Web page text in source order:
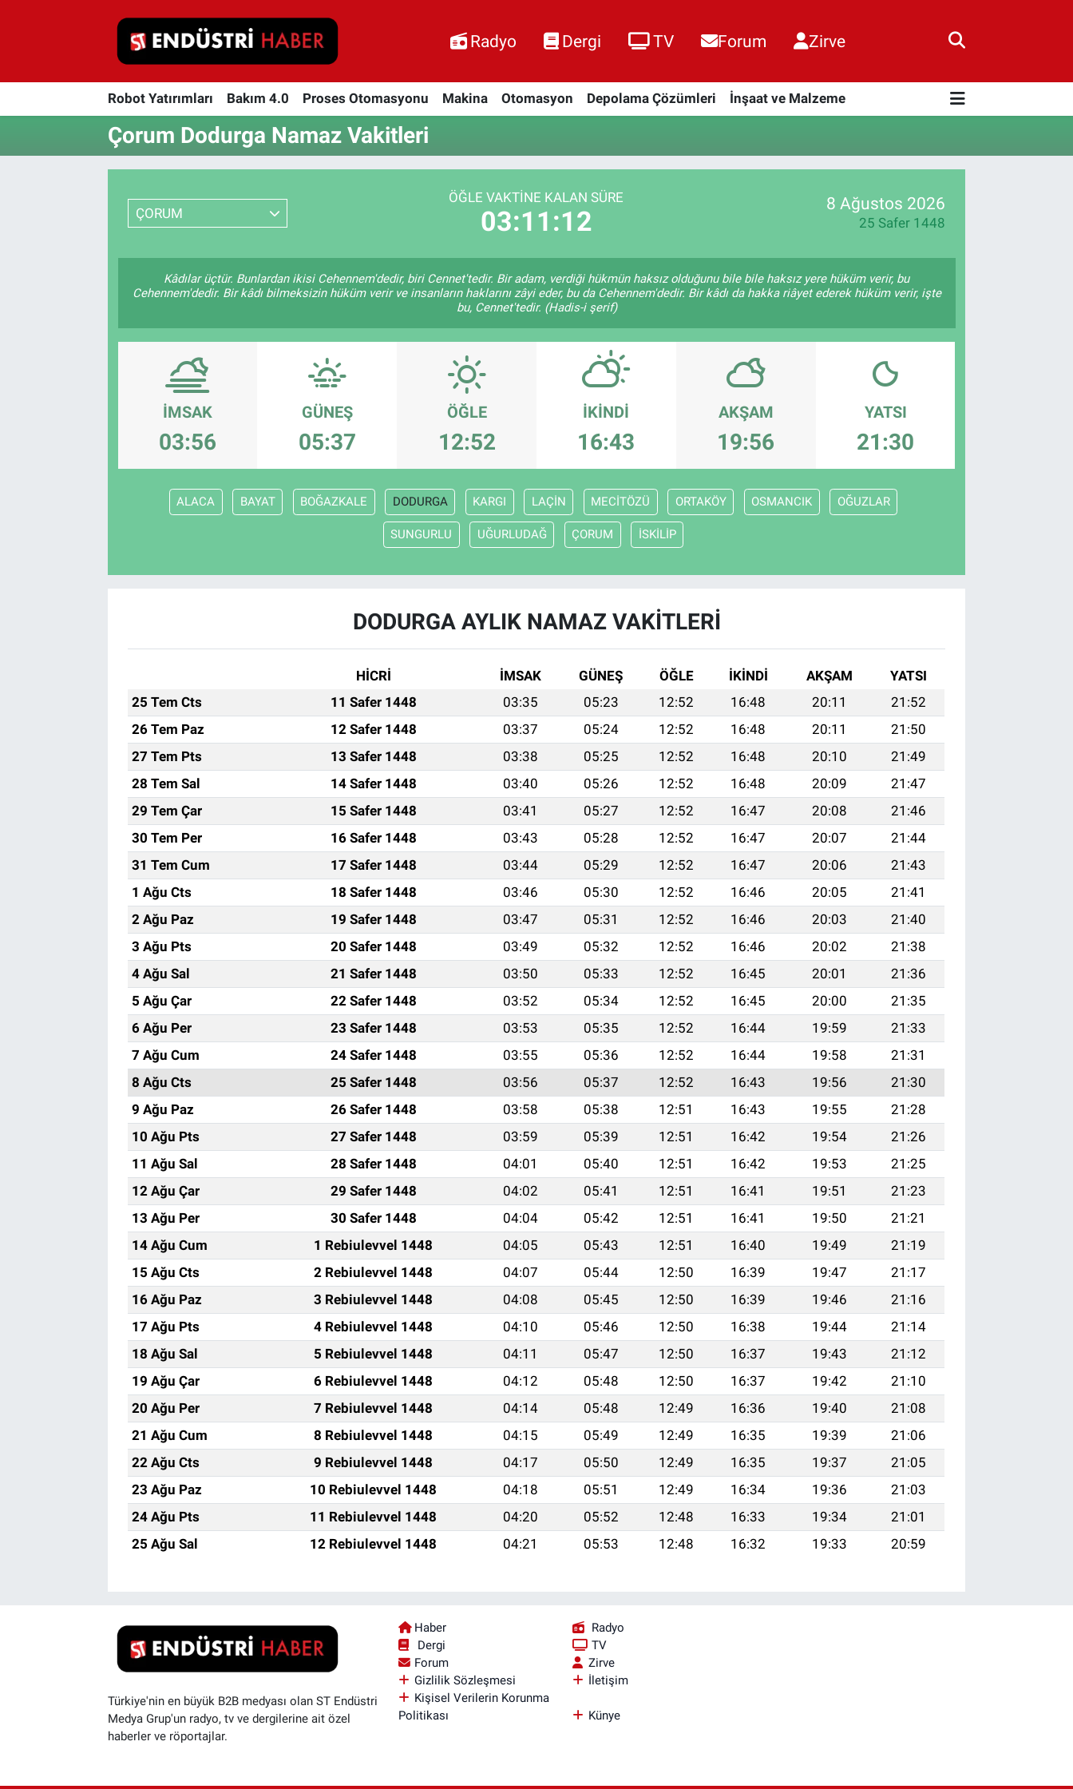
Radyo Dergi TV Forum Zirve
Robot Yatırımları Bakım 4.0 Proses Otomasyonu Makina Otomasyon Depolama Çözümleri İnşaat ve Malzeme
Çorum Dodurga Namaz Vakitleri
ÇORUM
ÖĞLE VAKTINE KALAN SÜRE
03:11:12
8 Ağustos 2026
25 Safer 1448
Kâdılar üçtür. Bunlardan ikisi Cehennem'dedir, biri Cennet'tedir. Bir adam, verdiği hükmün haksız olduğunu bile bile haksız yere hüküm verir, bu
Cehennem'dedir. Bir kâdı bilmeksizin hüküm verir ve insanların haklarını zâyi eder, bu da Cehennem'dedir. Bir kâdı da hakka riâyet ederek hüküm verir, işte
bu, Cennet'tedir. (Hadis-i şerif)
İMSAK
03:56
GÜNEŞ
05:37
ÖĞLE
12:52
İKINDI
16:43
AKŞAM
19:56
YATSI
21:30
ALACA BAYAT BOĞAZKALE DODURGA KARGI LAÇİN MECİTÖZÜ ORTAKÖY OSMANCIK OĞUZLAR
SUNGURLU UĞURLUDAĞ ÇORUM İSKİLİP
DODURGA AYLIK NAMAZ VAKITLERI
HİCRİ İMSAK GÜNEŞ ÖĞLE İKINDI AKŞAM
YATSI
25 Tem Cts
11 Safer 1448 03:35 05:23 12:52 16:48 20:11
21:52
26 Tem Paz
12 Safer 1448 03:37 05:24 12:52 16:48 20:11
21:50
27 Tem Pts
13 Safer 1448 03:38 05:25 12:52 16:48 20:10
21:49
28 Tem Sal
14 Safer 1448 03:40 05:26 12:52 16:48 20:09
21:47
29 Tem Çar
15 Safer 1448 03:41 05:27 12:52 16:47 20:08
21:46
30 Tem Per
16 Safer 1448 03:43 05:28 12:52 16:47 20:07
21:44
31 Tem Cum
17 Safer 1448 03:44 05:29 12:52 16:47 20:06
21:43
1 Ağu Cts
18 Safer 1448 03:46 05:30 12:52 16:46 20:05
21:41
2 Ağu Paz
19 Safer 1448 03:47 05:31 12:52 16:46 20:03
21:40
3 Ağu Pts
20 Safer 1448 03:49 05:32 12:52 16:46 20:02
21:38
4 Ağu Sal
21 Safer 1448 03:50 05:33 12:52 16:45 20:01
21:36
5 Ağu Çar
22 Safer 1448 03:52 05:34 12:52 16:45 20:00
21:35
6 Ağu Per
23 Safer 1448 03:53 05:35 12:52 16:44 19:59
21:33
7 Ağu Cum
24 Safer 1448 03:55 05:36 12:52 16:44 19:58
21:31
8 Ağu Cts
25 Safer 1448 03:56 05:37 12:52 16:43 19:56
21:30
9 Ağu Paz
26 Safer 1448 03:58 05:38 12:51 16:43 19:55
21:28
10 Ağu Pts
27 Safer 1448 03:59 05:39 12:51 16:42 19:54
21:26
11 Ağu Sal
28 Safer 1448 04:01 05:40 12:51 16:42 19:53
21:25
12 Ağu Çar
29 Safer 1448 04:02 05:41 12:51 16:41 19:51
21:23
13 Ağu Per
30 Safer 1448 04:04 05:42 12:51 16:41 19:50
21:21
14 Ağu Cum
1 Rebiulevvel 1448 04:05 05:43 12:51 16:40 19:49
21:19
15 Ağu Cts
2 Rebiulevvel 1448 04:07 05:44 12:50 16:39 19:47
21:17
16 Ağu Paz
3 Rebiulevvel 1448 04:08 05:45 12:50 16:39 19:46
21:16
17 Ağu Pts
4 Rebiulevvel 1448 04:10 05:46 12:50 16:38 19:44
21:14
18 Ağu Sal
5 Rebiulevvel 1448 04:11 05:47 12:50 16:37 19:43
21:12
19 Ağu Çar
6 Rebiulevvel 1448 04:12 05:48 12:50 16:37 19:42
21:10
20 Ağu Per
7 Rebiulevvel 1448 04:14 05:48 12:49 16:36 19:40
21:08
21 Ağu Cum
8 Rebiulevvel 1448 04:15 05:49 12:49 16:35 19:39
21:06
22 Ağu Cts
9 Rebiulevvel 1448 04:17 05:50 12:49 16:35 19:37
21:05
23 Ağu Paz
10 Rebiulevvel 1448 04:18 05:51 12:49 16:34 19:36
21:03
24 Ağu Pts
11 Rebiulevvel 1448 04:20 05:52 12:48 16:33 19:34
21:01
25 Ağu Sal
12 Rebiulevvel 1448 04:21 05:53 12:48 16:32 19:33 20:59
Türkiye'nin en büyük B2B medyası olan ST Endüstri
Medya Grup'un radyo, tv ve dergilerine ait özel
haberler ve röportajlar.
Haber
Radyo
Dergi
TV
Forum
Zirve
Gizlilik Sözleşmesi
İletişim
Kişisel Verilerin Korunma
Politikası
Künye
Robot Yatırımları
Proses Otomasyonu
Endüstri 4.0 Uygulamaları
Ağır Sanayi Çözümleri